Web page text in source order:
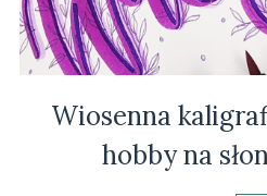
Wiosenna
hobby na